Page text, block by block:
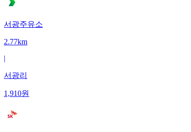
서광주유소
2.77km
|
서광리
1,910원